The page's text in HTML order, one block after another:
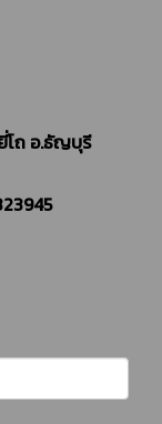
โถ อ.ธัญบุรี